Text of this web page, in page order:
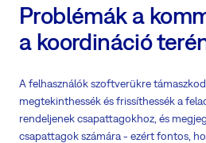
Problémák a
a koordináció
A felhasználók szoftverükre
megtekinthessék és frissíthessék a
rendeljenek csapattagokhoz, és
csapattagok számára - ezért fontos,